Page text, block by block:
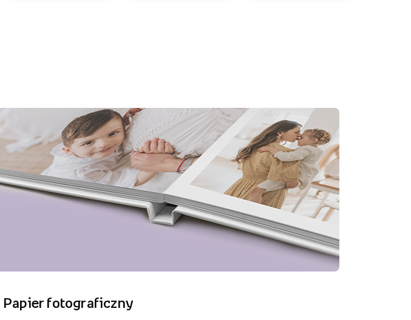
Papier fotograficzny